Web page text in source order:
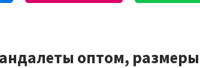
оптом, размеры